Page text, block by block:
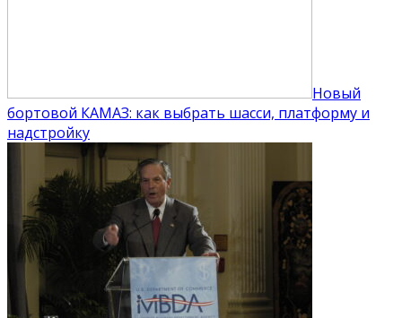
Новый
бортовой КАМАЗ: как выбрать шасси, платформу и
надстройку